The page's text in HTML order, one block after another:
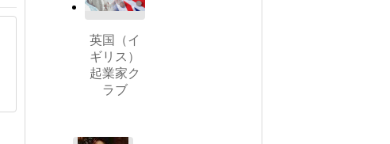
英国（イ
ギリス）
起業家ク
ラブ